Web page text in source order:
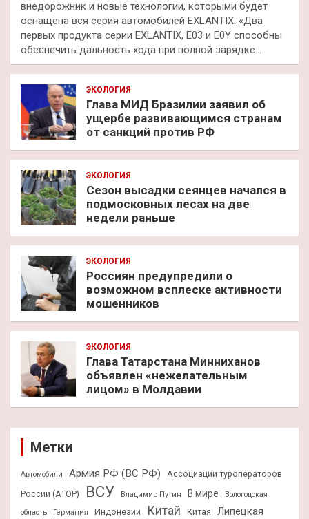
внедорожник и новые технологии, которыми будет
оснащена вся серия автомобилей EXLANTIX. «Два
первых продукта серии EXLANTIX, E03 и E0Y способны
обеспечить дальность хода при полной зарядке…
ЭКОЛОГИЯ
Глава МИД Бразилии заявил об
ущербе развивающимся странам
от санкций против РФ
ЭКОЛОГИЯ
Сезон высадки сеянцев начался в
подмосковных лесах на две
недели раньше
ЭКОЛОГИЯ
Россиян предупредили о
возможном всплеске активности
мошенников
ЭКОЛОГИЯ
Глава Татарстана Минниханов
объявлен «нежелательным
лицом» в Молдавии
Метки
Автомобили Армия РФ (ВС РФ)
Ассоциации туроператоров
России (АТОР)
ВСУ Владимир Путин В мире
Вологодская
область
Германия Индонезии Китай Китая
Липецкая